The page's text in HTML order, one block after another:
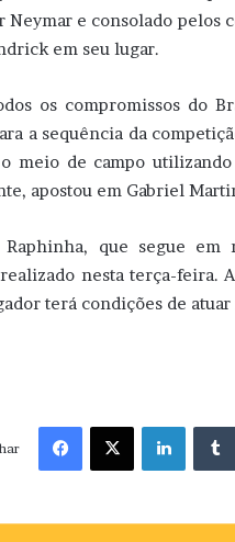
Neymar e consolado pelos
em seu lugar.
os compromissos do
a sequência da
meio de campo
apostou em Gabriel
Raphinha, que segue em
nesta terça-feira.
terá condições de
Facebook X Linkedin